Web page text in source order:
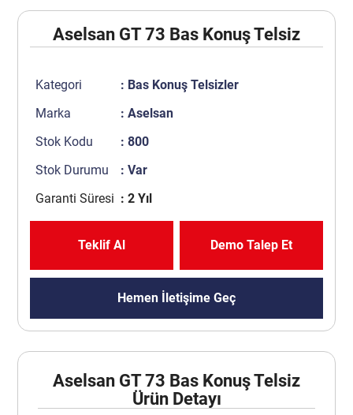
Aselsan GT 73 Bas Konuş Telsiz
Kategori : Bas Konuş Telsizler
Marka
: Aselsan
Stok Kodu
: 800
Stok Durumu
: Var
Garanti Süresi : 2 Yıl
Teklif Al Demo Talep Et
Hemen İletişime Geç
Aselsan GT 73 Bas Konuş Telsiz
Ürün Detayı